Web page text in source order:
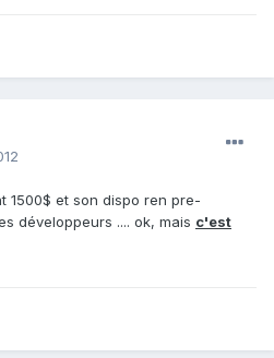
1500$ et son dispo ren pre-
développeurs .... ok, mais c'est